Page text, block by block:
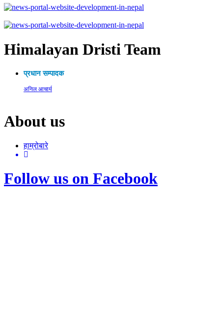
Himalayan Dristi Team
प्रधान सम्पादक
अनिल आचार्य
About us
हाम्रोबारे
Follow us on Facebook